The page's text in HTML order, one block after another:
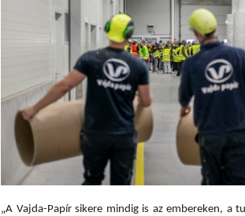
„A Vajda-Papír sikere mindig is az embereken, a